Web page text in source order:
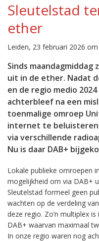
Sleutelstad
ether
Leiden, 23 februari 2026
Sinds
uit in de ether. Nadat
en de regio medio
achterbleef na een
toenmalige omroep
internet te
via verschillende
Nu is daar DAB+
Lokale publieke omroepen
mogelijkheid om via DAB+
Sleutelstad formeel geen
wachten op de verdeling
deze regio. Zo’n multiplex
DAB+ waarvan maximaal
In onze regio waren nog